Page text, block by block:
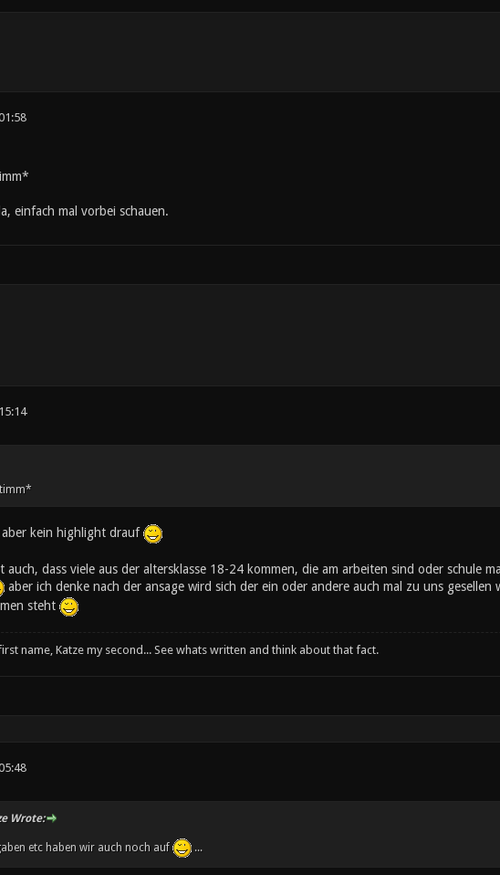
einfach mal vorbei schauen.
kein highlight drauf
auch, dass viele aus der altersklasse 18-24 kommen, die am arbeiten sind oder schule
aber ich denke nach der ansage wird sich der ein oder andere auch mal zu uns
steht
name, Katze my second... See whats written and think about that fact.
Wrote:
etc haben wir auch noch auf ...